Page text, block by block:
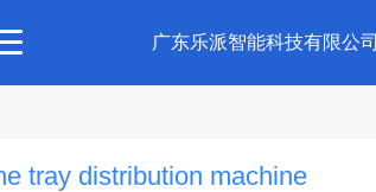
广东乐派智能科技有限公司
tray distribution machine